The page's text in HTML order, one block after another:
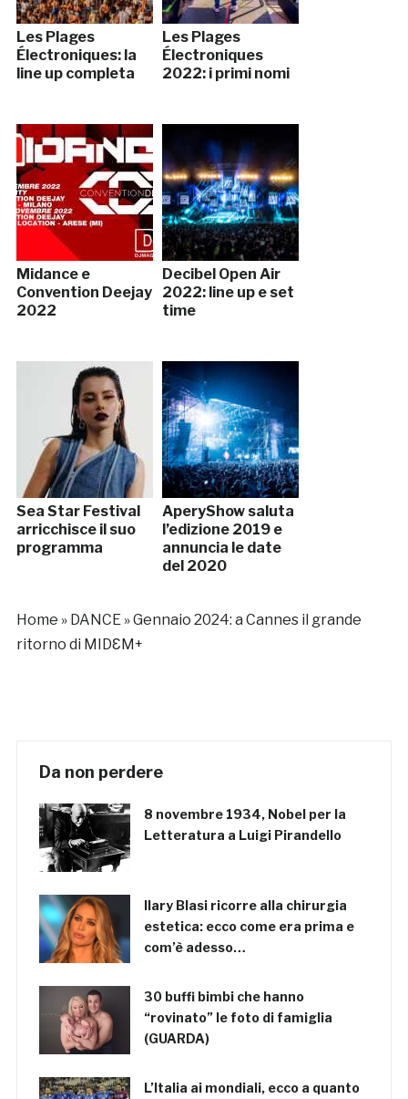
Les Plages
Électroniques: la
line up completa
Les Plages
Électroniques
2022: i primi nomi
Midance e
Convention Deejay
2022
Decibel Open Air
2022: line up e set
time
Sea Star Festival
arricchisce il suo
programma
AperyShow saluta
l’edizione 2019 e
annuncia le date
del 2020
Home » DANCE»Gennaio 2024: a Cannes il grande
ritorno di MIDƐM+
Da non perdere
8 novembre 1934, Nobel per la
Letteratura a Luigi Pirandello
Ilary Blasi ricorre alla chirurgia
estetica: ecco come era prima e
com’è adesso…
30 buffi bimbi che hanno
“rovinato” le foto di famiglia
(GUARDA)
L’Italia ai mondiali, ecco a quanto